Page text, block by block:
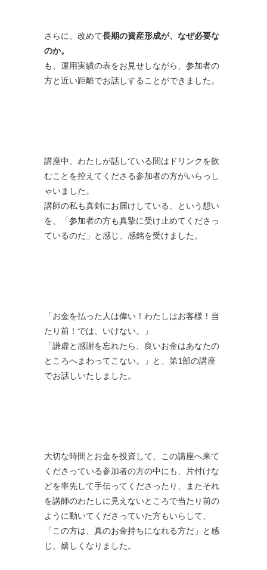
さらに、改めて長期の資産形成が、なぜ必要な
のか。
も、運用実績の表をお見せしながら、参加者の
方と近い距離でお話しすることができました。
講座中、わたしが話している間はドリンクを飲
むことを控えてくださる参加者の方がいらっし
ゃいました。
講師の私も真剣にお届けしている、という想い
を、「参加者の方も真摯に受け止めてくださっ
ているのだ」と感じ、感銘を受けました。
「お金を払った人は偉い！わたしはお客様！当
たり前！では、いけない。」
「謙虚と感謝を忘れたら、良いお金はあなたの
ところへまわってこない。」と、第1部の講座
でお話しいたしました。
大切な時間とお金を投資して、この講座へ来て
くださっている参加者の方の中にも、片付けな
どを率先して手伝ってくださったり、またそれ
を講師のわたしに見えないところで当たり前の
ように動いてくださっていた方もいらして、
「この方は、真のお金持ちになれる方だ」と感
じ、嬉しくなりました。